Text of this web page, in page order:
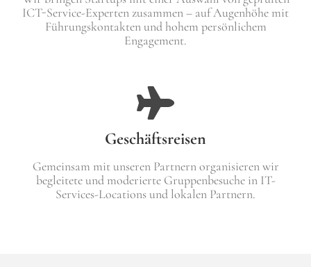
ICT-Service-Experten zusammen – auf Augenhöhe mit
Führungskontakten und hohem persönlichem
Engagement.
Geschäftsreisen
Gemeinsam mit unseren Partnern organisieren wir
begleitete und moderierte Gruppenbesuche in IT-
Services-Locations und lokalen Partnern.